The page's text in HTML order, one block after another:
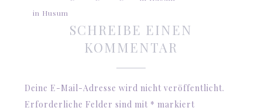
in Husum
SCHREIBE EINEN
KOMMENTAR
Deine E-Mail-Adresse wird nicht veröffentlicht.
Erforderliche Felder sind mit * markiert